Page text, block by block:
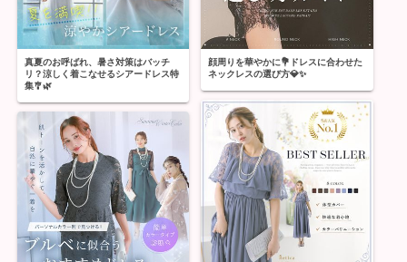
真夏のお呼ばれ、暑さ対策はバッチ
リ？涼しく着こなせるシアードレス特
集🎐🌿
顔周りを華やかに💐ドレスに合わせた
ネックレスの選び方💎✨